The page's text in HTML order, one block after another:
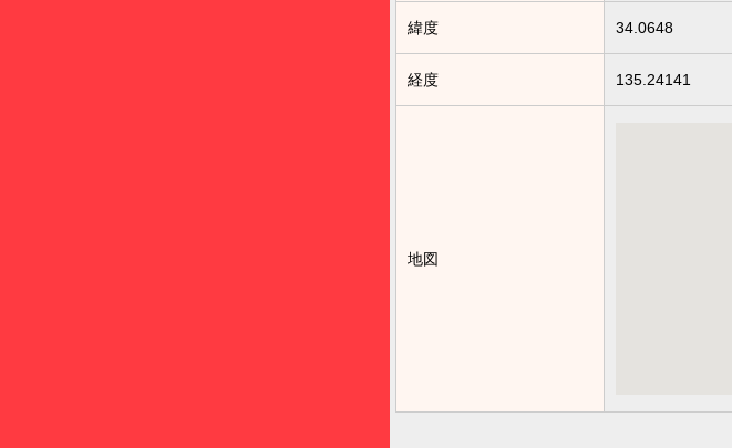
緯度 34.0648
経度 135.24141
地図